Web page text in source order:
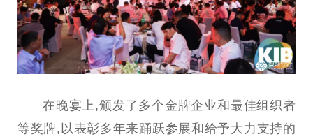
在晚宴上,颁发了多个金牌企业和最佳组织者
等奖牌,以表彰多年来踊跃参展和给予大力支持的